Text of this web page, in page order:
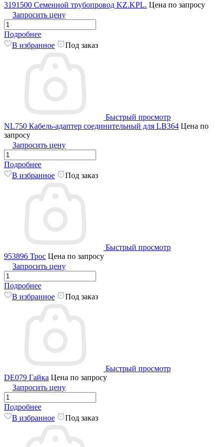
3191500 Семенной трубопровод KZ.KPL. Цена по запросу
Запросить цену
Подробнее
В избранное
Под заказ
Быстрый просмотр
NL750 Кабель-адаптер соединительный для LB364 Цена по
запросу
Запросить цену
Подробнее
В избранное
Под заказ
Быстрый просмотр
953896 Трос Цена по запросу
Запросить цену
Подробнее
В избранное
Под заказ
Быстрый просмотр
DE079 Гайка Цена по запросу
Запросить цену
Подробнее
В избранное
Под заказ